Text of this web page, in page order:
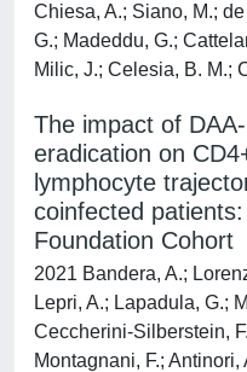
Chiesa, A.; Siano, M.;
G.; Madeddu, G.;
Milic, J.; Celesia, B. M.;
The impact of
eradication on
lymphocyte
coinfected
Foundation Cohort
2021 Bandera, A.;
Lepri, A.; Lapadula, G.;
Ceccherini-Silberstein,
Montagnani, F.;